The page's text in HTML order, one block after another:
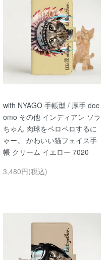
with NYAGO 手帳型 / 厚手 doc
omo その他 インディアン ソラ
ちゃん 肉球をペロペロするに
ゃー。 かわいい猫フェイス手
帳 クリーム イエロー 7020
3,480円(税込)